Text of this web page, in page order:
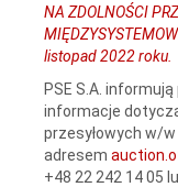
NA ZDOLNOŚCI
listopad 2022 roku.
PSE S.A.
informacje
przesyłowych w/
adresem
+48 22 242 14 05